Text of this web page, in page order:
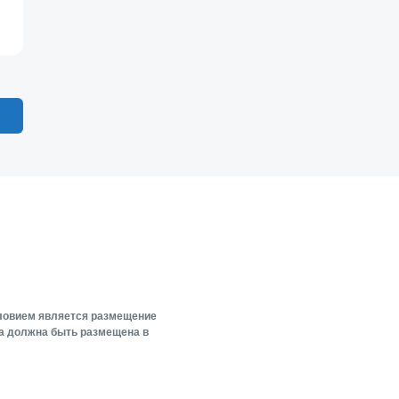
является размещение
должна быть размещена в